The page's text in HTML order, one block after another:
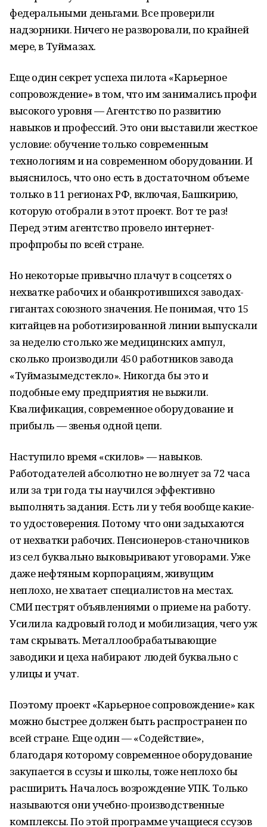
федеральными деньгами. Все проверили
надзорники. Ничего не разворовали, по крайней
мере, в Туймазах.
Еще один секрет успеха пилота «Карьерное
сопровождение» в том, что им занимались профи
высокого уровня — Агентство по развитию
навыков и профессий. Это они выставили жесткое
условие: обучение только современным
технологиям и на современном оборудовании. И
выяснилось, что оно есть в достаточном объеме
только в 11 регионах РФ, включая, Башкирию,
которую отобрали в этот проект. Вот те раз!
Перед этим агентство провело интернет-
профпробы по всей стране.
Но некоторые привычно плачут в соцсетях о
нехватке рабочих и обанкротившихся заводах-
гигантах союзного значения. Не понимая, что 15
китайцев на роботизированной линии выпускали
за неделю столько же медицинских ампул,
сколько производили 450 работников завода
«Туймазымедстекло». Никогда бы это и
подобные ему предприятия не выжили.
Квалификация, современное оборудование и
прибыль — звенья одной цепи.
Наступило время «скилов» — навыков.
Работодателей абсолютно не волнует за 72 часа
или за три года ты научился эффективно
выполнять задания. Есть ли у тебя вообще какие-
то удостоверения. Потому что они задыхаются
от нехватки рабочих. Пенсионеров-станочников
из сел буквально выковыривают уговорами. Уже
даже нефтяным корпорациям, живущим
неплохо, не хватает специалистов на местах.
СМИ пестрят объявлениями о приеме на работу.
Усилила кадровый голод и мобилизация, чего уж
там скрывать. Металлообрабатывающие
заводики и цеха набирают людей буквально с
улицы и учат.
Поэтому проект «Карьерное сопровождение» как
можно быстрее должен быть распространен по
всей стране. Еще один — «Содействие»,
благодаря которому современное оборудование
закупается в ссузы и школы, тоже неплохо бы
расширить. Началось возрождение УПК. Только
называются они учебно-производственные
комплексы. По этой программе учащиеся ссузов